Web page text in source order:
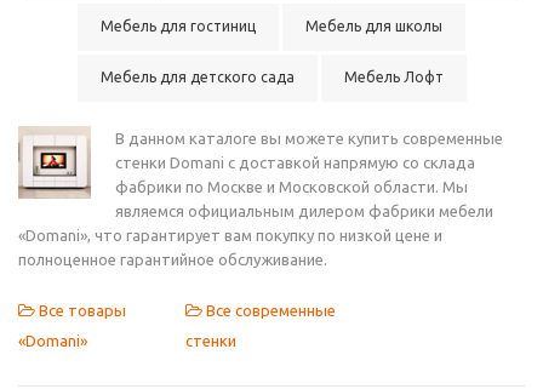
Мебель для гостиниц Мебель для школы
Мебель для детского сада Мебель Лофт
В данном каталоге вы можете купить современные
стенки Domani с доставкой напрямую со склада
фабрики по Москве и Московской области. Мы
являемся официальным дилером фабрики мебели
«Domani», что гарантирует вам покупку по низкой цене и
полноценное гарантийное обслуживание.
Все товары
«Domani»
Все современные
стенки